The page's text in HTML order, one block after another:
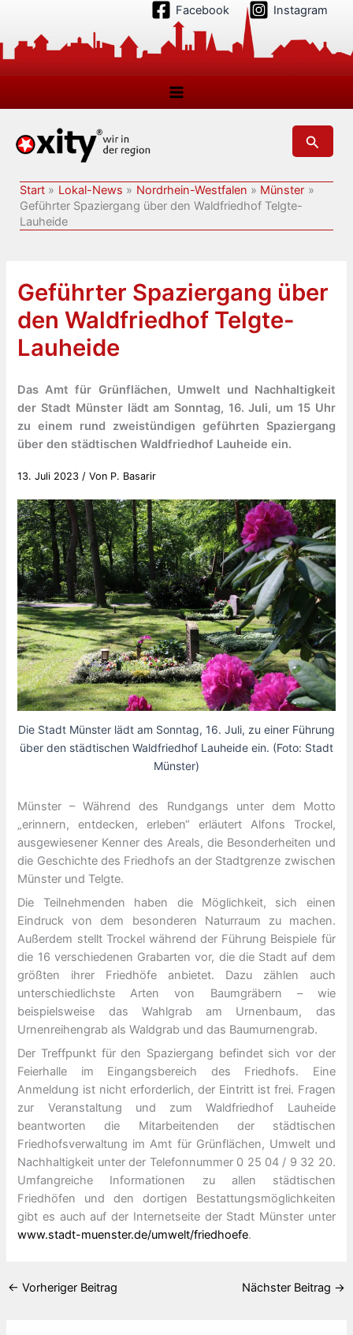
springen
Facebook Instagram
Suchen
Start Lokal-News Nordrhein-Westfalen
Münster
Geführter Spaziergang über den Waldfriedhof Telgte-
Lauheide
Geführter Spaziergang über
den Waldfriedhof Telgte-
Lauheide
Das Amt für Grünflächen, Umwelt und Nachhaltigkeit
der Stadt Münster lädt am Sonntag, 16. Juli, um 15 Uhr
zu einem rund zweistündigen geführten Spaziergang
über den städtischen Waldfriedhof Lauheide ein.
13. Juli 2023 / Von P. Basarir
Die Stadt Münster lädt am Sonntag, 16. Juli, zu einer Führung
über den städtischen Waldfriedhof Lauheide ein. (Foto: Stadt
Münster)
Münster – Während des Rundgangs unter dem Motto
„erinnern, entdecken, erleben“ erläutert Alfons Trockel,
ausgewiesener Kenner des Areals, die Besonderheiten und
die Geschichte des Friedhofs an der Stadtgrenze zwischen
Münster und Telgte.
Die Teilnehmenden haben die Möglichkeit, sich einen
Eindruck von dem besonderen Naturraum zu machen.
Außerdem stellt Trockel während der Führung Beispiele für
die 16 verschiedenen Grabarten vor, die die Stadt auf dem
größten ihrer Friedhöfe anbietet. Dazu zählen auch
unterschiedlichste Arten von Baumgräbern – wie
beispielsweise das Wahlgrab am Urnenbaum, das
Urnenreihengrab als Waldgrab und das Baumurnengrab.
Der Treffpunkt für den Spaziergang befindet sich vor der
Feierhalle im Eingangsbereich des Friedhofs. Eine
Anmeldung ist nicht erforderlich, der Eintritt ist frei. Fragen
zur Veranstaltung und zum Waldfriedhof Lauheide
beantworten die Mitarbeitenden der städtischen
Friedhofsverwaltung im Amt für Grünflächen, Umwelt und
Nachhaltigkeit unter der Telefonnummer 0 25 04 / 9 32 20.
Umfangreiche Informationen zu allen städtischen
Friedhöfen und den dortigen Bestattungsmöglichkeiten
gibt es auch auf der Internetseite der Stadt Münster unter
www.stadt-muenster.de/umwelt/friedhoefe.
← Vorheriger Beitrag Nächster Beitrag →